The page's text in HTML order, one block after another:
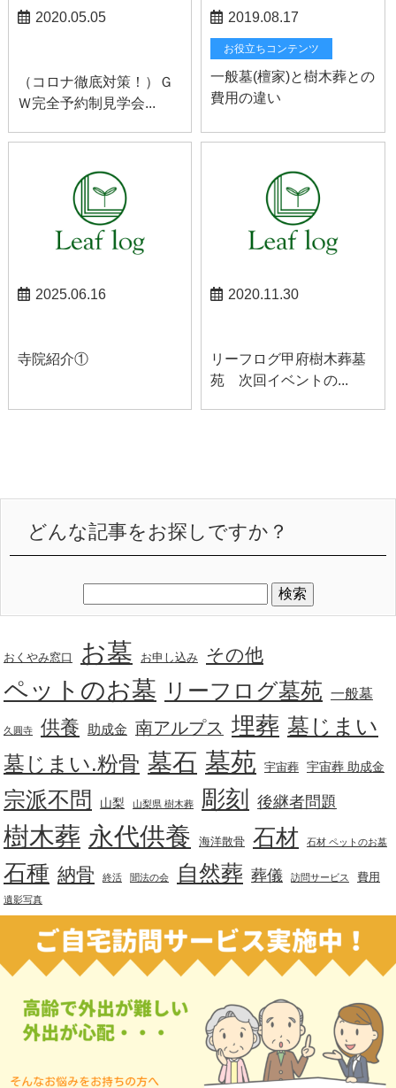
2020.05.05
（コロナ徹底対策！）Ｇ
Ｗ完全予約制見学会...
2019.08.17
お役立ちコンテンツ
一般墓(檀家)と樹木葬との
費用の違い
2025.06.16
寺院紹介①
2020.11.30
リーフログ甲府樹木葬墓
苑 次回イベントの...
どんな記事をお探しですか？
おくやみ窓口 お墓 お申し込み その他
ペットのお墓 リーフログ墓苑 一般墓
久圓寺 供養 助成金 南アルプス 埋葬 墓じまい
墓じまい.粉骨 墓石 墓苑 宇宙葬 宇宙葬 助成金
宗派不問 山梨 山梨県 樹木葬 彫刻 後継者問題
樹木葬 永代供養 海洋散骨 石材 石材 ペットのお墓
石種 納骨 終活 聞法の会 自然葬 葬儀 訪問サービス 費用
遺影写真